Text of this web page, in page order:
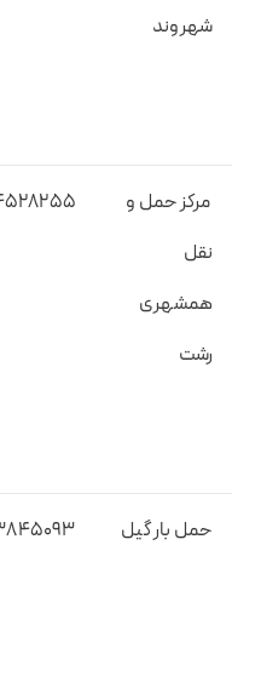
شهروند
مرکز حمل و
نقل
همشهری
رشت
حمل بار گیل